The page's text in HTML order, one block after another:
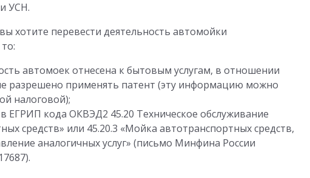
УСН.
хотите перевести деятельность автомойки
автомоек отнесена к бытовым услугам, в отношении
разрешено применять патент (эту информацию можно
налоговой);
ЕГРИП кода ОКВЭД2 45.20 Техническое обслуживание
средств» или 45.20.3 «Мойка автотранспортных средств,
аналогичных услуг» (письмо Минфина России